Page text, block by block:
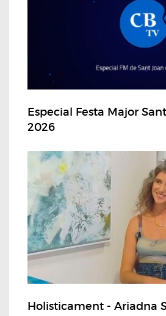
Especial Festa Major
2026
Holisticament - Ariadna